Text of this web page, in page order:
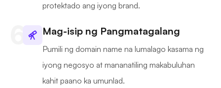
protektado ang iyong brand.
Mag-isip ng Pangmatagalang
Pumili ng domain name na lumalago kasama ng
iyong negosyo at mananatiling makabuluhan
kahit paano ka umunlad.